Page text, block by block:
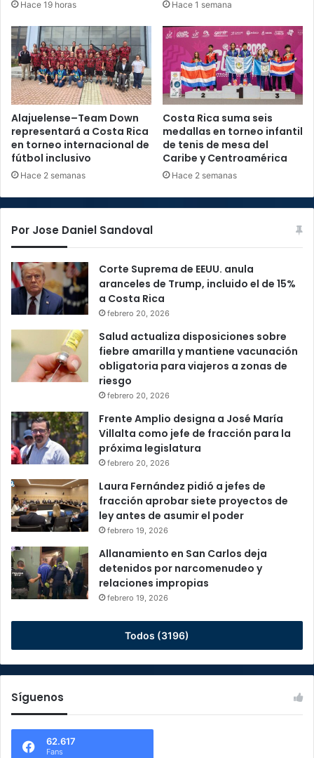
Hace 19 horas Hace 1 semana
Alajuelense–Team Down
representará a Costa Rica
en torneo internacional de
fútbol inclusivo
Hace 2 semanas
Costa Rica suma seis
medallas en torneo infantil
de tenis de mesa del
Caribe y Centroamérica
Hace 2 semanas
Por Jose Daniel Sandoval
Corte Suprema de EEUU. anula
aranceles de Trump, incluido el de 15%
a Costa Rica
febrero 20, 2026
Salud actualiza disposiciones sobre
fiebre amarilla y mantiene vacunación
obligatoria para viajeros a zonas de
riesgo
febrero 20, 2026
Frente Amplio designa a José María
Villalta como jefe de fracción para la
próxima legislatura
febrero 20, 2026
Laura Fernández pidió a jefes de
fracción aprobar siete proyectos de
ley antes de asumir el poder
febrero 19, 2026
Allanamiento en San Carlos deja
detenidos por narcomenudeo y
relaciones impropias
febrero 19, 2026
Todos (3196)
Síguenos
62.617
Fans